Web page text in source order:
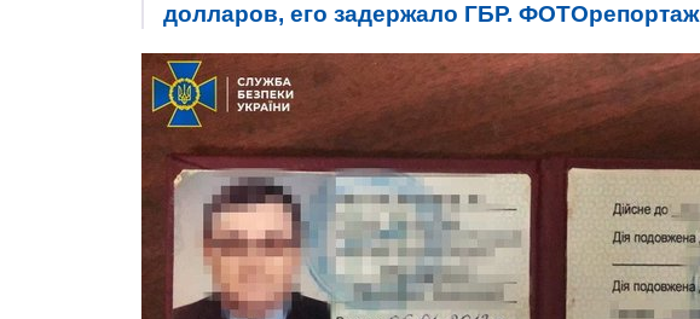
долларов, его задержало ГБР. ФОТОрепортаж